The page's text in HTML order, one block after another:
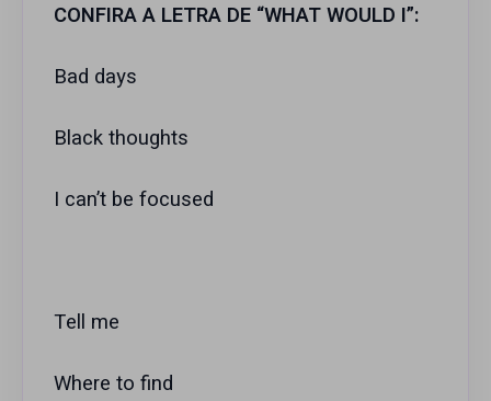
CONFIRA A LETRA DE “WHAT WOULD I”:
Bad days
Black thoughts
I can’t be focused
Tell me
Where to find